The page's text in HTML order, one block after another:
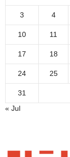
3 4
10 11
17 18
24 25
31
« Jul